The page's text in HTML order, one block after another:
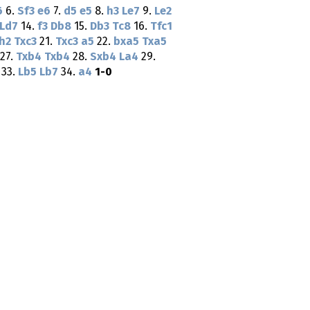
6. Sf3 e6 7. d5 e5 8. h3 Le7 9. Le2
Ld7 14. f3 Db8 15. Db3 Tc8 16. Tfc1
Txc3 21. Txc3 a5 22. bxa5 Txa5
Txb4 Txb4 28. Sxb4 La4 29.
Lb5 Lb7 34. a4 1-0